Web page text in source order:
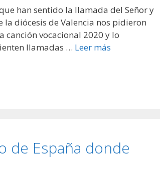
han sentido la llamada del Señor y
la diócesis de Valencia nos pidieron
vocacional 2020 y lo
llamadas … Leer más
de España donde